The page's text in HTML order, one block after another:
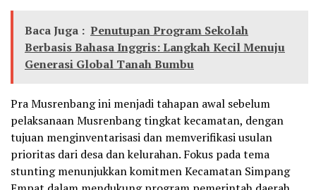
Baca Juga : Penutupan Program Sekolah
Berbasis Bahasa Inggris: Langkah Kecil Menuju
Generasi Global Tanah Bumbu
Pra Musrenbang ini menjadi tahapan awal sebelum
pelaksanaan Musrenbang tingkat kecamatan, dengan
tujuan menginventarisasi dan memverifikasi usulan
prioritas dari desa dan kelurahan. Fokus pada tema
stunting menunjukkan komitmen Kecamatan Simpang